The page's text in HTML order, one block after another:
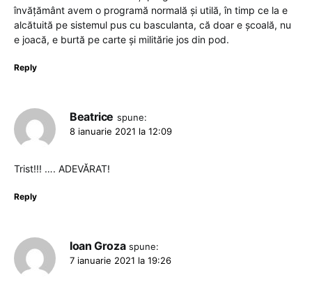
învăţământ avem o programă normală şi utilă, în timp ce la e
alcătuită pe sistemul pus cu basculanta, că doar e şcoală, nu
e joacă, e burtă pe carte şi militărie jos din pod.
Reply
Beatrice spune:
8 ianuarie 2021 la 12:09
Trist!!! …. ADEVĂRAT!
Reply
Ioan Groza spune:
7 ianuarie 2021 la 19:26